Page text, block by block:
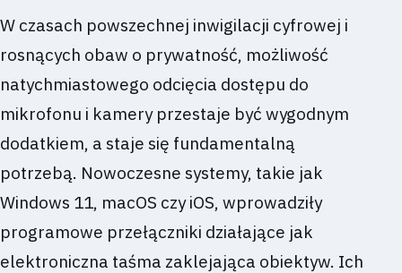
W czasach powszechnej inwigilacji cyfrowej i
rosnących obaw o prywatność, możliwość
natychmiastowego odcięcia dostępu do
mikrofonu i kamery przestaje być wygodnym
dodatkiem, a staje się fundamentalną
potrzebą. Nowoczesne systemy, takie jak
Windows 11, macOS czy iOS, wprowadziły
programowe przełączniki działające jak
elektroniczna taśma zaklejająca obiektyw. Ich